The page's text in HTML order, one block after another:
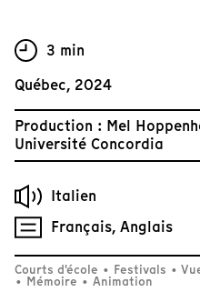
3 min
Québec, 2024
Production : Mel
Université Concordia
Italien
Français, Anglais
Courts d'école • Festivals •
• Mémoire • Animation